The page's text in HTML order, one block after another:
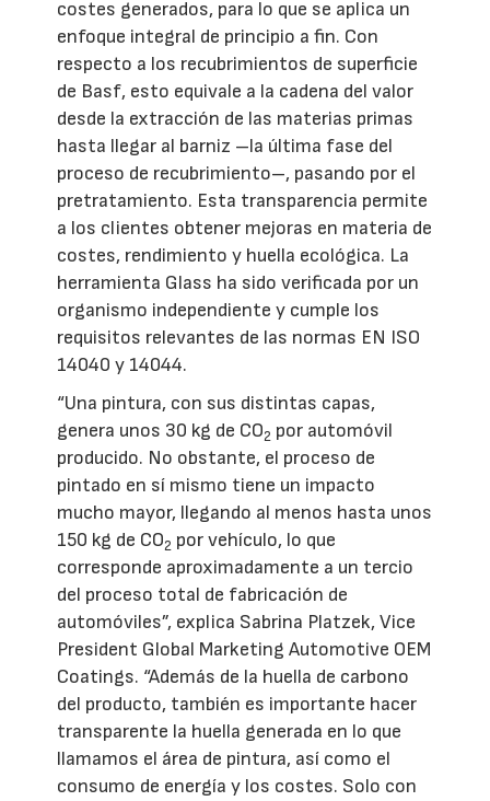
costes generados, para lo que se aplica un
enfoque integral de principio a fin. Con
respecto a los recubrimientos de superficie
de Basf, esto equivale a la cadena del valor
desde la extracción de las materias primas
hasta llegar al barniz –la última fase del
proceso de recubrimiento–, pasando por el
pretratamiento. Esta transparencia permite
a los clientes obtener mejoras en materia de
costes, rendimiento y huella ecológica. La
herramienta Glass ha sido verificada por un
organismo independiente y cumple los
requisitos relevantes de las normas EN ISO
14040 y 14044.
“Una pintura, con sus distintas capas,
genera unos 30 kg de CO2 por automóvil
producido. No obstante, el proceso de
pintado en sí mismo tiene un impacto
mucho mayor, llegando al menos hasta unos
150 kg de CO2 por vehículo, lo que
corresponde aproximadamente a un tercio
del proceso total de fabricación de
automóviles”, explica Sabrina Platzek, Vice
President Global Marketing Automotive OEM
Coatings. “Además de la huella de carbono
del producto, también es importante hacer
transparente la huella generada en lo que
llamamos el área de pintura, así como el
consumo de energía y los costes. Solo con